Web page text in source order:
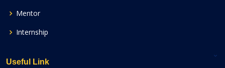
Mentor
Internship
Useful Link